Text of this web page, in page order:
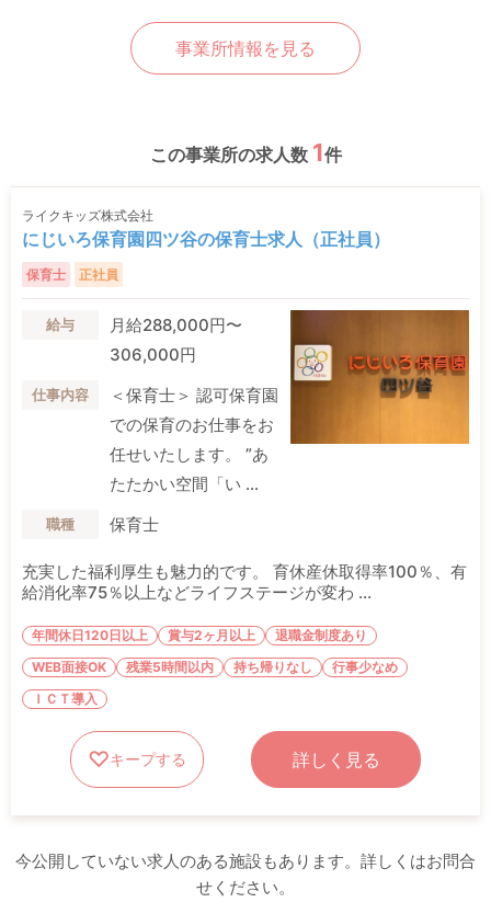
事業所情報を見る
この事業所の求人数 1件
ライクキッズ株式会社
にじいろ保育園四ツ谷の保育士求人（正社員）
保育士 正社員
給与
月給288,000円〜
306,000円
仕事内容
＜保育士＞ 認可保育園
での保育のお仕事をお
任せいたします。 ”あ
たたかい空間「い ...
職種 保育士
充実した福利厚生も魅力的です。 育休産休取得率100％、有
給消化率75％以上などライフステージが変わ ...
年間休日120日以上 賞与2ヶ月以上
退職金制度あり
WEB面接OK
残業5時間以内 持ち帰りなし
行事少なめ
ＩＣＴ導入
キープする 詳しく見る
今公開していない求人のある施設もあります。詳しくはお問合
せください。